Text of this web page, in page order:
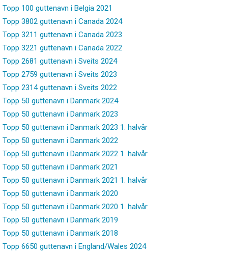
Topp 100 guttenavn i Belgia 2021
Topp 3802 guttenavn i Canada 2024
Topp 3211 guttenavn i Canada 2023
Topp 3221 guttenavn i Canada 2022
Topp 2681 guttenavn i Sveits 2024
Topp 2759 guttenavn i Sveits 2023
Topp 2314 guttenavn i Sveits 2022
Topp 50 guttenavn i Danmark 2024
Topp 50 guttenavn i Danmark 2023
Topp 50 guttenavn i Danmark 2023 1. halvår
Topp 50 guttenavn i Danmark 2022
Topp 50 guttenavn i Danmark 2022 1. halvår
Topp 50 guttenavn i Danmark 2021
Topp 50 guttenavn i Danmark 2021 1. halvår
Topp 50 guttenavn i Danmark 2020
Topp 50 guttenavn i Danmark 2020 1. halvår
Topp 50 guttenavn i Danmark 2019
Topp 50 guttenavn i Danmark 2018
Topp 6650 guttenavn i England/Wales 2024